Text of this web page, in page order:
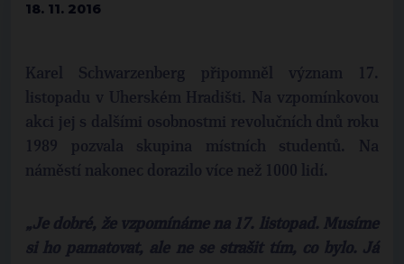
18. 11. 2016
Karel Schwarzenberg připomněl význam 17.
listopadu v Uherském Hradišti. Na vzpomínkovou
akci jej s dalšími osobnostmi revolučních dnů roku
1989 pozvala skupina místních studentů. Na
náměstí nakonec dorazilo více než 1000 lidí.
„Je dobré, že vzpomínáme na 17. listopad. Musíme
si ho pamatovat, ale ne se strašit tím, co bylo. Já